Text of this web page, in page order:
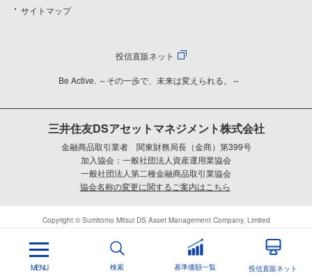
サイトマップ
投信直販ネット
Be Active. ～その一歩で、未来は変えられる。～
三井住友DSアセットマネジメント株式会社
金融商品取引業者 関東財務局長（金商）第399号
加入協会：一般社団法人資産運用業協会
一般社団法人第二種金融商品取引業協会
協会名称の変更に関するご案内はこちら
Copyright © Sumitomo Mitsui DS Asset Management Company, Limited
MENU 検索 基準価額一覧 投信直販ネット